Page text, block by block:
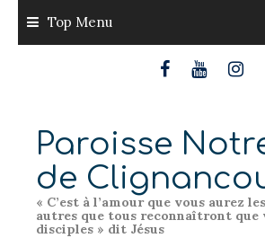
content
Top Menu
Paroisse
de
« C’est à l’amour que vous aurez
autres que tous reconnaîtront que
disciples » dit Jésus